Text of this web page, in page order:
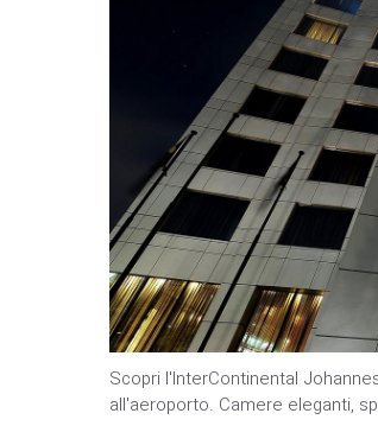
Scopri l'InterContinental
all'aeroporto. Camere eleganti,